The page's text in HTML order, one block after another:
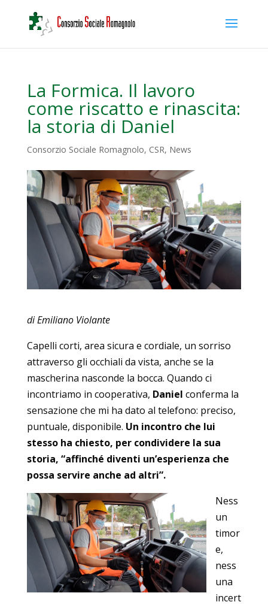
La Formica. Il lavoro
come riscatto e rinascita:
la storia di Daniel
Consorzio Sociale Romagnolo, CSR, News
di Emiliano Violante
Capelli corti, area sicura e cordiale, un sorriso
attraverso gli occhiali da vista, anche se la
mascherina nasconde la bocca. Quando ci
incontriamo in cooperativa, Daniel conferma la
sensazione che mi ha dato al telefono: preciso,
puntuale, disponibile. Un incontro che lui
stesso ha chiesto, per condividere la sua
storia, “affinché diventi un’esperienza che
possa servire anche ad altri”.
Ness
un
timor
e,
ness
una
incert